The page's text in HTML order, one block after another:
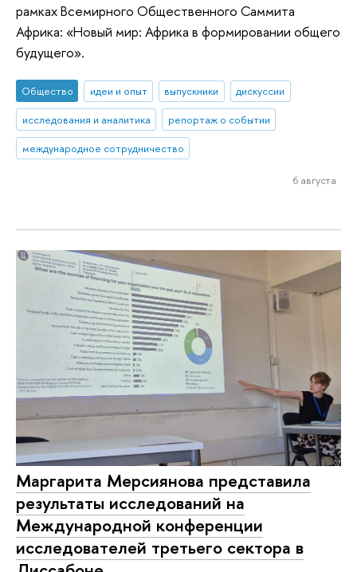
рамках Всемирного Общественного Саммита
Африка: «Новый мир: Африка в формировании общего
будущего».
Общество идеи и опыт выпускники
дискуссии
исследования и аналитика
репортаж о событии
международное сотрудничество
6 августа
Маргарита Мерсиянова представила
результаты исследований на
Международной конференции
исследователей третьего сектора в